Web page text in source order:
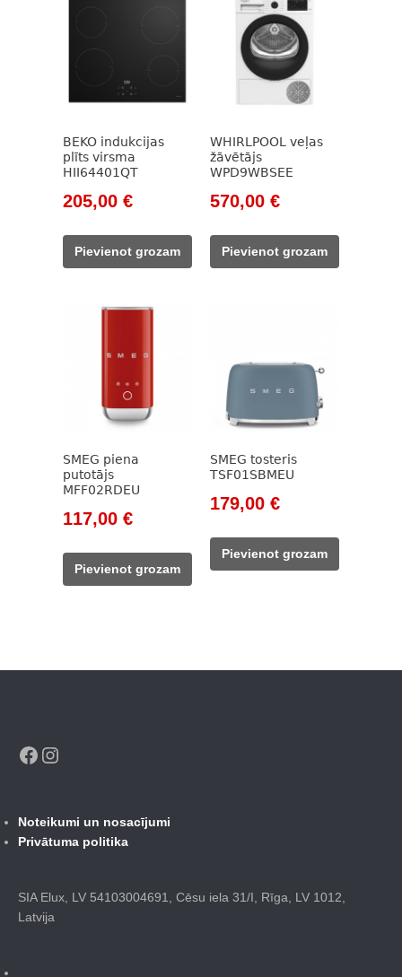
BEKO indukcijas
plīts virsma
HII64401QT
Original
was:
785,00 €.
205,00 €Current
205,00 €.
Pievienot grozam
WHIRLPOOL veļas
žāvētājs
WPD9WBSEE
Original
was:
692,00 €.
570,00 €Current
570,00 €.
Pievienot grozam
SMEG piena
putotājs
MFF02RDEU
Original
was:
133,00 €.
117,00 €Current
117,00 €.
Pievienot grozam
SMEG tosteris
TSF01SBMEU
Original
was:
205,00 €.
179,00 €Current
179,00 €.
Pievienot grozam
Facebook
Noteikumi un nosacījumi
Privātuma politika
SIA Elux, LV 54103004691, Cēsu iela 31/I, Rīga, LV 1012,
Latvija